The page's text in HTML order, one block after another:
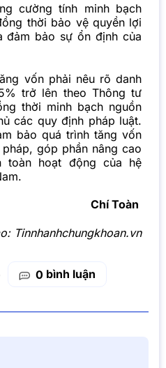
cường tính minh bạch
thời bảo vệ quyền lợi
đảm bảo sự ổn định của
vốn phải nêu rõ danh
trở lên theo Thông tư
thời minh bạch nguồn
các quy định pháp luật.
bảo quá trình tăng vốn
góp phần nâng cao
toàn hoạt động của hệ
Chí Toàn
Tinnhanhchungkhoan.vn
0 bình luận